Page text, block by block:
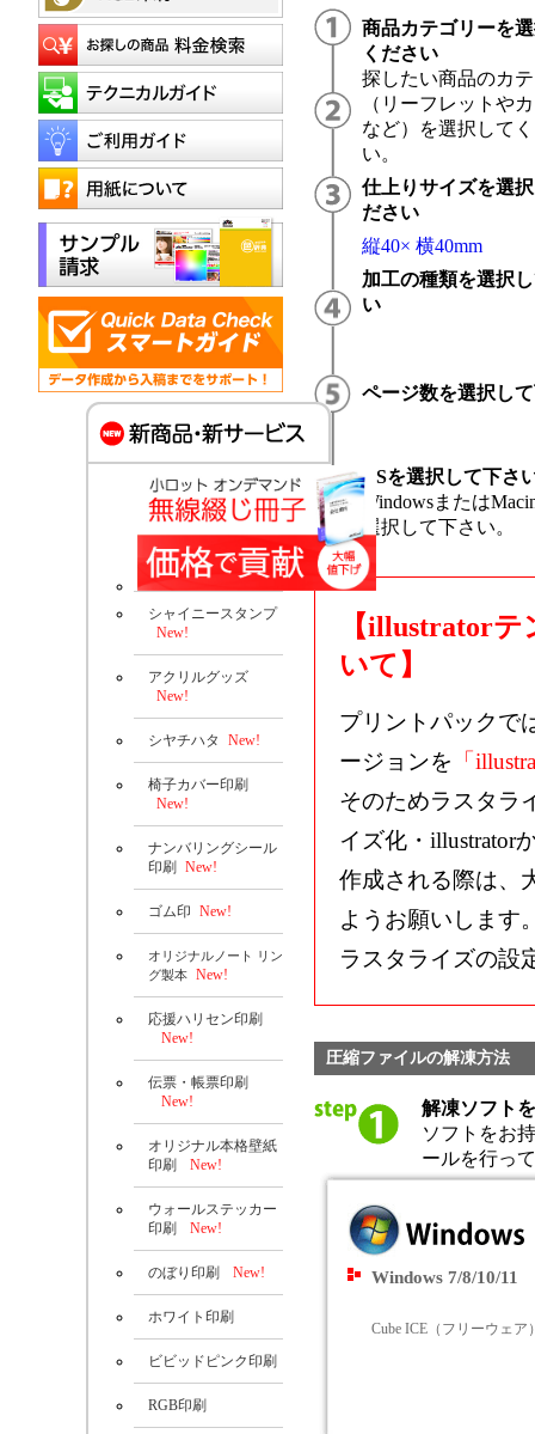
商品カテゴリーを
ください
探したい商品のカ
（リーフレットや
など）を選択して
い。
仕上りサイズを選
ださい
縦40× 横40mm
加工の種類を選択
い
ページ数を選択し
OSを選択して下さ
Windowsまたは
選択して下さい。
【illustrator
いて】
プリントパックで
ージョンを 「
そのためラスタラ
イズ化・illustrator
作成される際は、
ようお願いします
ラスタライズの
圧縮ファイルの解凍方法
解凍ソフト
ソフトをお
ールを行っ
Windows 7/8/10/11
Cube ICE（フリーウェア
シャイニースタンプ
New!
アクリルグッズ
New!
シヤチハタ New!
椅子カバー印刷
New!
ナンバリングシール
印刷 New!
ゴム印 New!
オリジナルノート リン
グ製本 New!
応援ハリセン印刷
New!
伝票・帳票印刷
New!
オリジナル本格壁紙
印刷
New!
ウォールステッカー
印刷
New!
のぼり印刷 New!
ホワイト印刷
ビビッドピンク印刷
RGB印刷